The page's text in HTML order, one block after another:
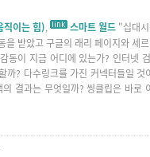
직이는 힘), 스마트 월드 "십대
을 받았고 구글의 래리 페이지와 세
동이 지금 어디에 있는가? 인터넷
까? 다수링크를 가진 커넥터들일
결과는 무엇일까? 씽클립은 바로